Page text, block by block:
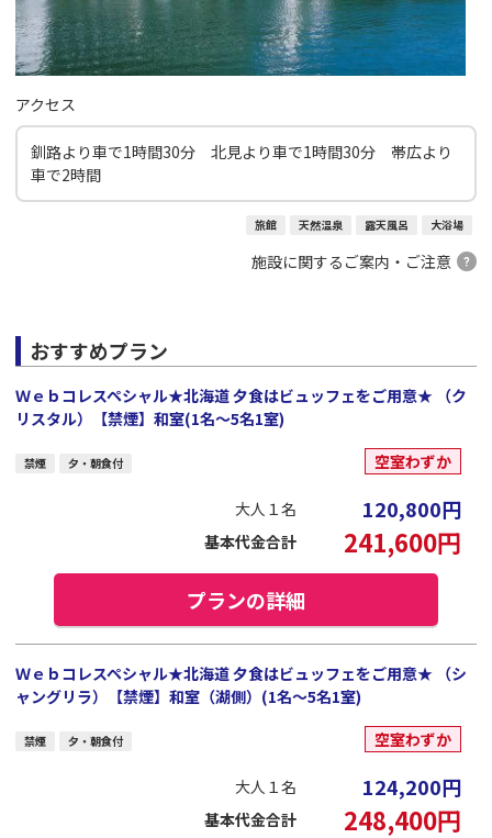
アクセス
釧路より車で1時間30分 北見より車で1時間30分 帯広より
車で2時間
旅館 天然温泉 露天風呂 大浴場
施設に関するご案内・ご注意
おすすめプラン
Ｗｅｂコレスペシャル★北海道 夕食はビュッフェをご用意★ （ク
リスタル）【禁煙】和室(1名～5名1室)
禁煙 夕・朝食付 空室わずか
大人１名 120,800円
基本代金合計 241,600円
プランの詳細
Ｗｅｂコレスペシャル★北海道 夕食はビュッフェをご用意★ （シ
ャングリラ）【禁煙】和室（湖側）(1名～5名1室)
禁煙 夕・朝食付 空室わずか
大人１名 124,200円
基本代金合計 248,400円